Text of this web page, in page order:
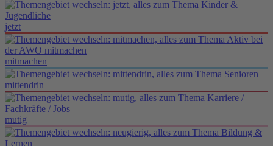
jetzt
mitmachen
mittendrin
mutig